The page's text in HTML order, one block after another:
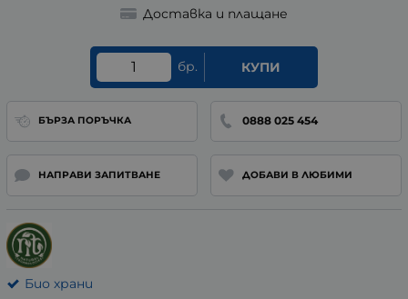
Доставка и плащане
бр. КУПИ
БЪРЗА ПОРЪЧКА 0888 025 454
НАПРАВИ ЗАПИТВАНЕ ДОБАВИ В ЛЮБИМИ
Био храни